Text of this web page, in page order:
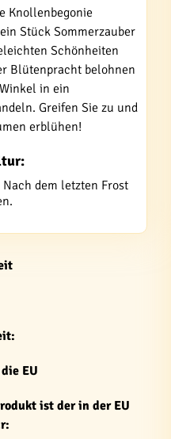
Knollenbegonie
Stück Sommerzauber
Schönheiten
Blütenpracht belohnen
in ein
Greifen Sie zu und
erblühen!
dem letzten Frost
EU
ist der in der EU